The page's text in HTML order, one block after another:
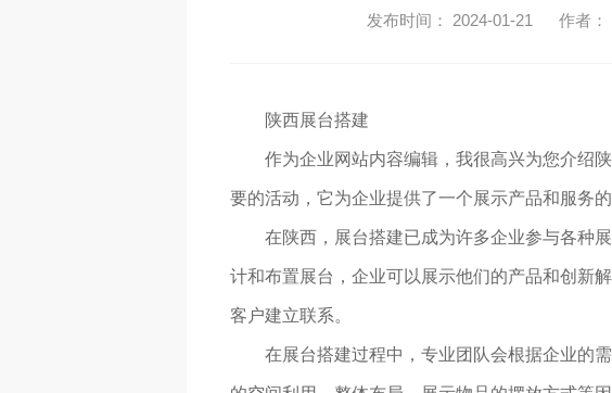
发布时间： 2024-01-21 作者：
陕西展台搭建
作为企业网站内容编辑，我很高兴为您介绍
要的活动，它为企业提供了一个展示产品和服务
在陕西，展台搭建已成为许多企业参与各种
计和布置展台，企业可以展示他们的产品和创新
客户建立联系。
在展台搭建过程中，专业团队会根据企业的